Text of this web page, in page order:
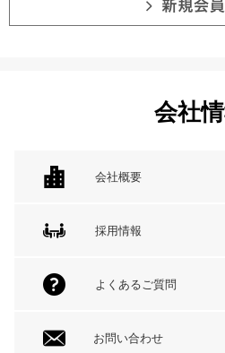
会社
会社概要
採用情報
よくあるご質問
お問い合わせ